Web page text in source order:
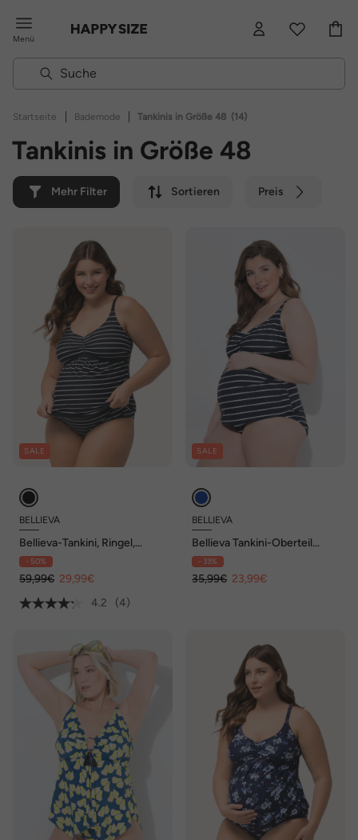
Menü
Startseite | Bademode | Tankinis in Größe 48 (14)
Tankinis in Größe 48
Mehr Filter Sortieren Preis
SALE
BELLIEVA
Bellieva-Tankini, Ringel,
Raffung, verstellbare Träger
- 50%
59,99€ 29,99€
4.2
(4)
SALE
BELLIEVA
Bellieva Tankini-Oberteil
ohne Softschalen, Ringel
- 33%
35,99€ 23,99€